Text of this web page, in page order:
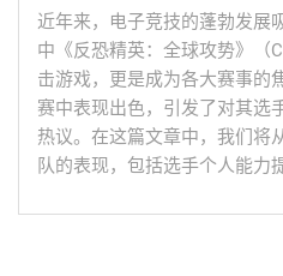
近年来，电子竞技的蓬勃发展
中《反恐精英：全球攻势》（
击游戏，更是成为各大赛事的
赛中表现出色，引发了对其选
热议。在这篇文章中，我们将
队的表现，包括选手个人能力